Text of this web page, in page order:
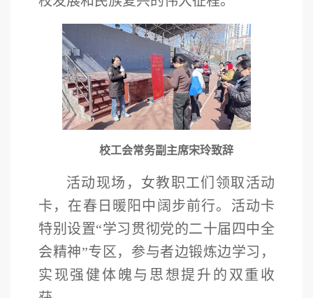
校工会常务副主席宋玲致辞
活动现场，女教职工们领取活动
卡，在春日暖阳中阔步前行。活动卡
特别设置“学习贯彻党的二十届四中全
会精神”专区，参与者边锻炼边学习，
实现强健体魄与思想提升的双重收